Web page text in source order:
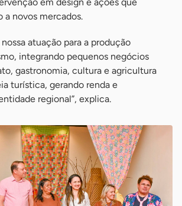
a novos mercados.
atuação para a produção
integrando pequenos negócios
gastronomia, cultura e agricultura
turística, gerando renda e
regional”, explica.